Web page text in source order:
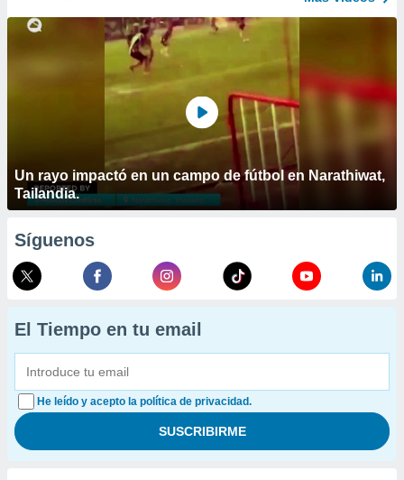
Un rayo impactó en un campo de fútbol en Narathiwat,
Tailandia.
Síguenos
El Tiempo en tu email
He leído y acepto la política de privacidad.